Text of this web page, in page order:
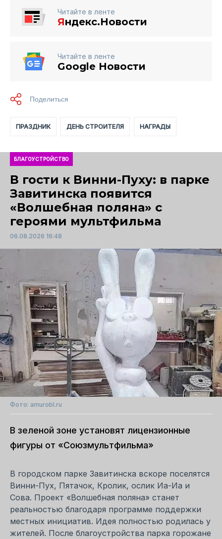
Читайте в ленте
Яндекс.Новости
Читайте в ленте
Google Новости
ПРАЗДНИК ДЕНЬ СТРОИТЕЛЯ НАГРАДЫ
БЛАГОУСТРОЙСТВО
В гости к Винни-Пуху: в парке
Завитинска появится
«Волшебная поляна» с
героями мультфильма
06.08.2026 16:48
Фото: amurobl.ru
В зеленой зоне установят лицензионные
фигуры от «Союзмультфильма»
В городском парке Завитинска вскоре поселятся
Винни-Пух, Пятачок, Кролик, ослик Иа-Иа и
Сова. Проект «Волшебная поляна» станет
реальностью благодаря программе поддержки
местных инициатив. Идея полностью родилась у
жителей. После благоустройства парка горожане